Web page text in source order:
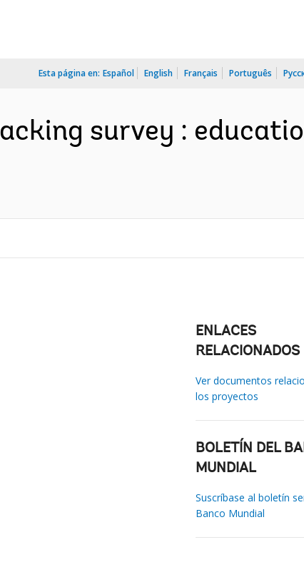
Esta página en: Español English Français Português
survey :
ENLACES
RELACIONADOS
Ver documentos
los proyectos
BOLETÍN DEL
MUNDIAL
Suscríbase al boletín
Banco Mundial